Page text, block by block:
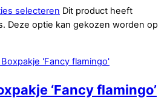
selecteren Dit product heeft
Deze optie kan gekozen worden op
‘Fancy flamingo’